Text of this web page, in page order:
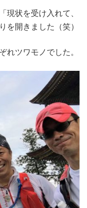
現状を受け入れて、
を開きました（笑）
れツワモノでした。